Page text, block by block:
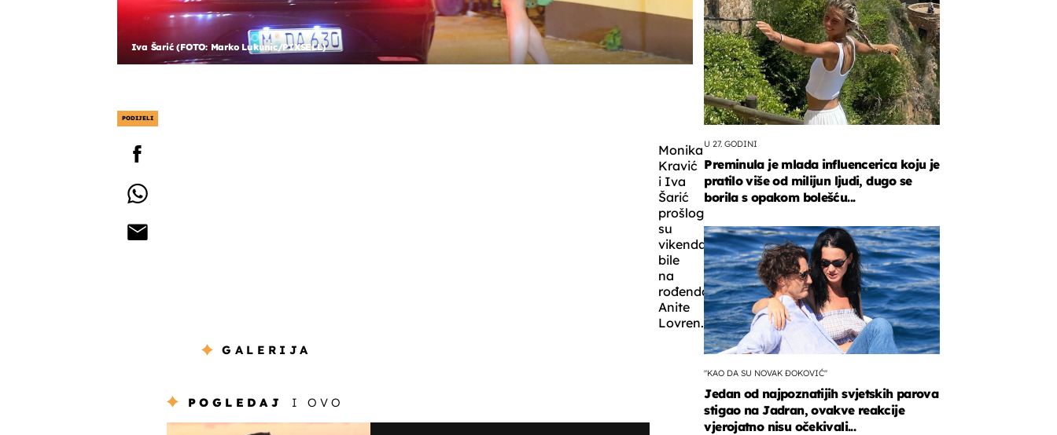
Iva Šarić (FOTO: Marko Lukunic/PIXSELL)
PODIJELI
Monika
Kravić
i Iva
Šarić
prošlog
su
vikenda
bile
na
rođendanu
Anite
Lovren.
GALERIJA
POGLEDAJ I OVO
U 27. GODINI
Preminula je mlada influencerica koju je
pratilo više od milijun ljudi, dugo se
borila s opakom bolešću...
"KAO DA SU NOVAK ĐOKOVIĆ"
Jedan od najpoznatijih svjetskih parova
stigao na Jadran, ovakve reakcije
vjerojatno nisu očekivali...